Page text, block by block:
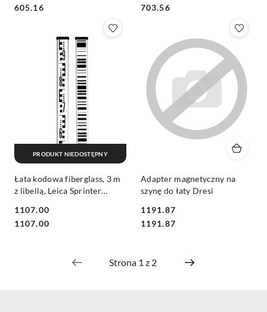
Cena:
Cena:
605.16 Cena:
Cena:
703.56
Łata kodowa fiberglass, 3 m
z libellą, Leica Sprinter
Cena:
1107.00
Cena:
1107.00
PRODUKT NIEDOSTĘPNY
Adapter magnetyczny na
szynę do łaty Dresi
Cena:
1191.87
Cena:
1191.87